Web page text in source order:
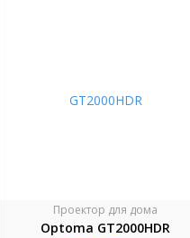
Проектор для дома
Optoma GT2000HDR